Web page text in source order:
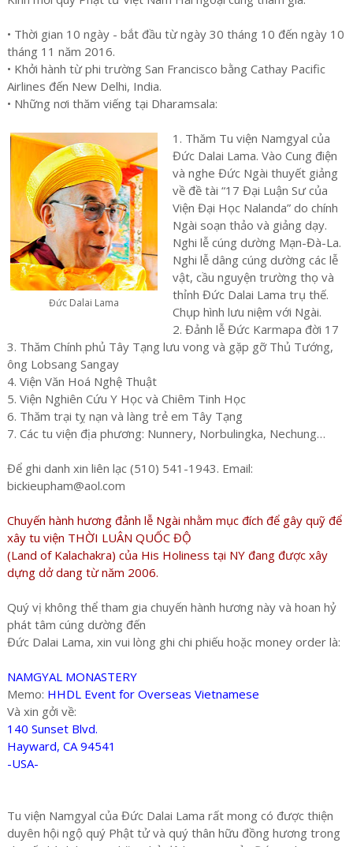
• Thời gian 10 ngày - bắt đầu từ ngày 30 tháng 10 đến ngày 10
tháng 11 năm 2016.
• Khởi hành từ phi trường San Francisco bằng Cathay Pacific
Airlines đến New Delhi, India.
• Những nơi thăm viếng tại Dharamsala:
Đức Dalai Lama
1. Thăm Tu viện Namgyal của
Đức Dalai Lama. Vào Cung điện
và nghe Đức Ngài thuyết giảng
về đề tài “17 Đại Luận Sư của
Viện Đại Học Nalanda” do chính
Ngài soạn thảo và giảng dạy.
Nghi lễ cúng dường Mạn-Đà-La.
Nghi lễ dâng cúng dường các lễ
vật, cầu nguyện trường thọ và
thỉnh Đức Dalai Lama trụ thế.
Chụp hình lưu niệm với Ngài.
2. Đảnh lễ Đức Karmapa đời 17
3. Thăm Chính phủ Tây Tạng lưu vong và gặp gỡ Thủ Tướng,
ông Lobsang Sangay
4. Viện Văn Hoá Nghệ Thuật
5. Viện Nghiên Cứu Y Học và Chiêm Tinh Học
6. Thăm trại tỵ nạn và làng trẻ em Tây Tạng
7. Các tu viện địa phương: Nunnery, Norbulingka, Nechung…
Để ghi danh xin liên lạc (510) 541-1943. Email:
bickieupham@aol.com
Chuyến hành hương đảnh lễ Ngài nhằm mục đích để gây quỹ để
xây tu viện THỜI LUÂN QUỐC ĐỘ
(Land of Kalachakra) của His Holiness tại NY đang được xây
dựng dở dang từ năm 2006.
Quý vị không thể tham gia chuyến hành hương này và hoan hỷ
phát tâm cúng dường đến
Đức Dalai Lama, xin vui lòng ghi chi phiếu hoặc money order là:
NAMGYAL MONASTERY
Memo: HHDL Event for Overseas Vietnamese
Và xin gởi về:
140 Sunset Blvd.
Hayward, CA 94541
-USA-
Tu viện Namgyal của Đức Dalai Lama rất mong có được thiện
duyên hội ngộ quý Phật tử và quý thân hữu đồng hương trong